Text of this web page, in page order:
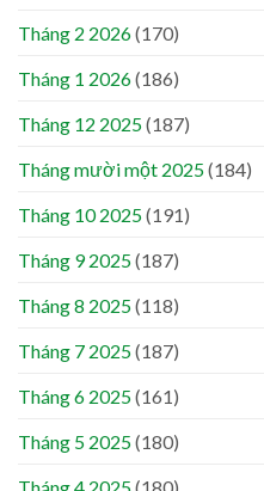
Tháng 2 2026(170)
Tháng 1 2026(186)
Tháng 12 2025(187)
Tháng mười một 2025(184)
Tháng 10 2025(191)
Tháng 9 2025(187)
Tháng 8 2025(118)
Tháng 7 2025(187)
Tháng 6 2025(161)
Tháng 5 2025(180)